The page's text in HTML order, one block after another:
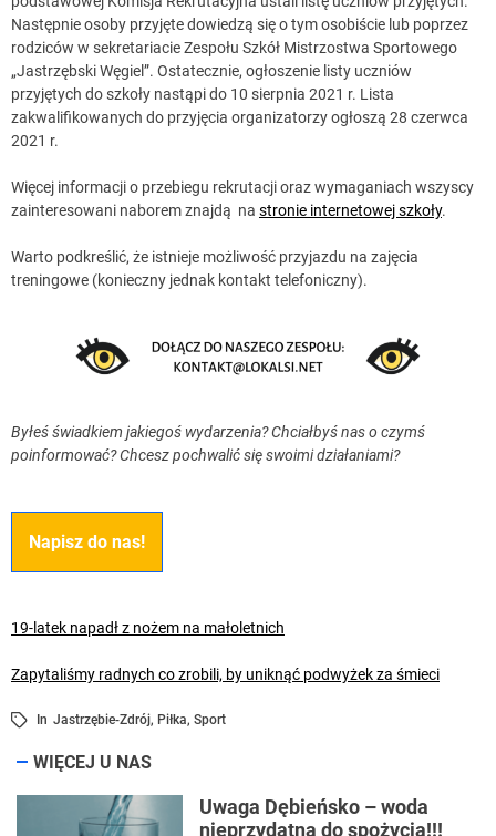
Następnie osoby przyjęte dowiedzą się o tym osobiście lub poprzez
rodziców w sekretariacie Zespołu Szkół Mistrzostwa Sportowego
„Jastrzębski Węgiel”. Ostatecznie, ogłoszenie listy uczniów
przyjętych do szkoły nastąpi do 10 sierpnia 2021 r. Lista
zakwalifikowanych do przyjęcia organizatorzy ogłoszą 28 czerwca
2021 r.
Więcej informacji o przebiegu rekrutacji oraz wymaganiach wszyscy
zainteresowani naborem znajdą na stronie internetowej szkoły.
Warto podkreślić, że istnieje możliwość przyjazdu na zajęcia
treningowe (konieczny jednak kontakt telefoniczny).
Byłeś świadkiem jakiegoś wydarzenia? Chciałbyś nas o czymś
poinformować? Chcesz pochwalić się swoimi działaniami?
Napisz do nas!
19-latek napadł z nożem na małoletnich
Zapytaliśmy radnych co zrobili, by uniknąć podwyżek za śmieci
In Jastrzębie-Zdrój, Piłka, Sport
WIĘCEJ U NAS
Uwaga Dębieńsko – woda
nieprzydatna do spożycia!!!